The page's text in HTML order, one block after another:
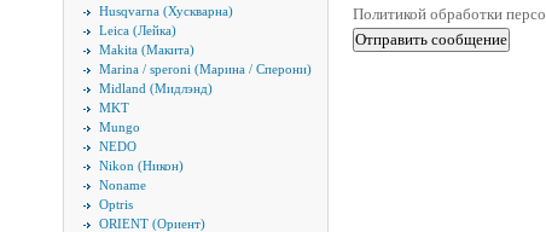
Husqvarna (Хускварна)
Leica (Лейка)
Makita (Макита)
Marina / speroni (Марина / Сперони)
Midland (Мидлэнд)
MKT
Mungo
NEDO
Nikon (Никон)
Noname
Optris
ORIENT (Ориент)
Политикой обработки